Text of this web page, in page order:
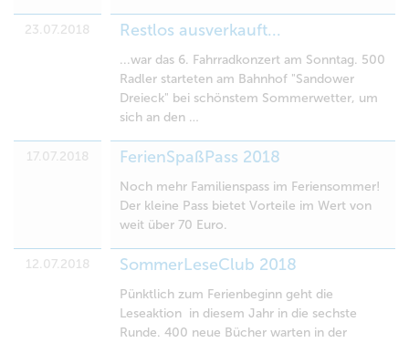
23.07.2018 Restlos ausverkauft...
...war das 6. Fahrradkonzert am Sonntag. 500
Radler starteten am Bahnhof "Sandower
Dreieck" bei schönstem Sommerwetter, um
sich an den …
17.07.2018 FerienSpaßPass 2018
Noch mehr Familienspass im Feriensommer!
Der kleine Pass bietet Vorteile im Wert von
weit über 70 Euro.
12.07.2018 SommerLeseClub 2018
Pünktlich zum Ferienbeginn geht die
Leseaktion in diesem Jahr in die sechste
Runde. 400 neue Bücher warten in der